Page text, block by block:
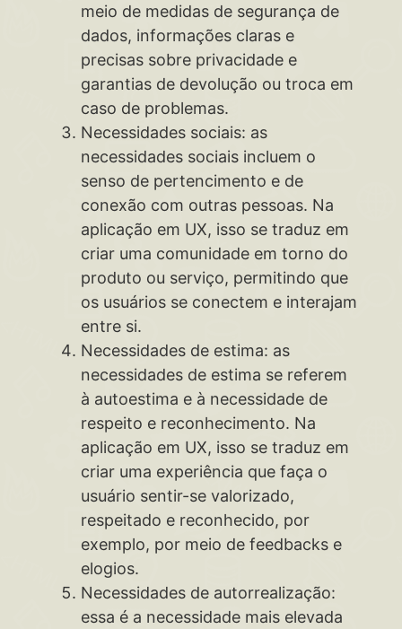
meio de medidas de segurança de
dados, informações claras e
precisas sobre privacidade e
garantias de devolução ou troca em
caso de problemas.
Necessidades sociais: as
necessidades sociais incluem o
senso de pertencimento e de
conexão com outras pessoas. Na
aplicação em UX, isso se traduz em
criar uma comunidade em torno do
produto ou serviço, permitindo que
os usuários se conectem e interajam
entre si.
Necessidades de estima: as
necessidades de estima se referem
à autoestima e à necessidade de
respeito e reconhecimento. Na
aplicação em UX, isso se traduz em
criar uma experiência que faça o
usuário sentir-se valorizado,
respeitado e reconhecido, por
exemplo, por meio de feedbacks e
elogios.
Necessidades de autorrealização:
essa é a necessidade mais elevada